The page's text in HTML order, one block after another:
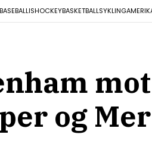
BASEBALLISHOCKEYBASKETBALLSYKLING
og Mer